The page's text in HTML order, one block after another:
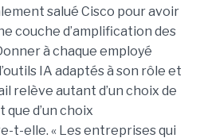
salué Cisco pour avoir
couche d’amplification des
à chaque employé
IA adaptés à son rôle et
relève autant d’un choix de
d’un choix
t-elle. « Les entreprises qui